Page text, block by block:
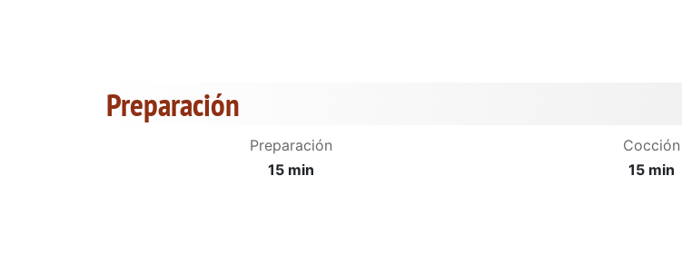
Preparación
Preparación
15 min
Cocción
15 min